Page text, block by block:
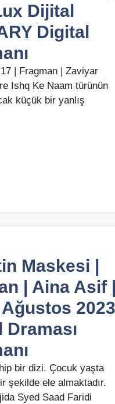
Dijital
Digital
| Fragman | Zaviyar
Ishq Ke Naam türünün
küçük bir yanlış
Maskesi |
| Aina Asif
2023
Draması
bir dizi. Çocuk yaşta
şekilde ele almaktadır.
Syed Saad Faridi